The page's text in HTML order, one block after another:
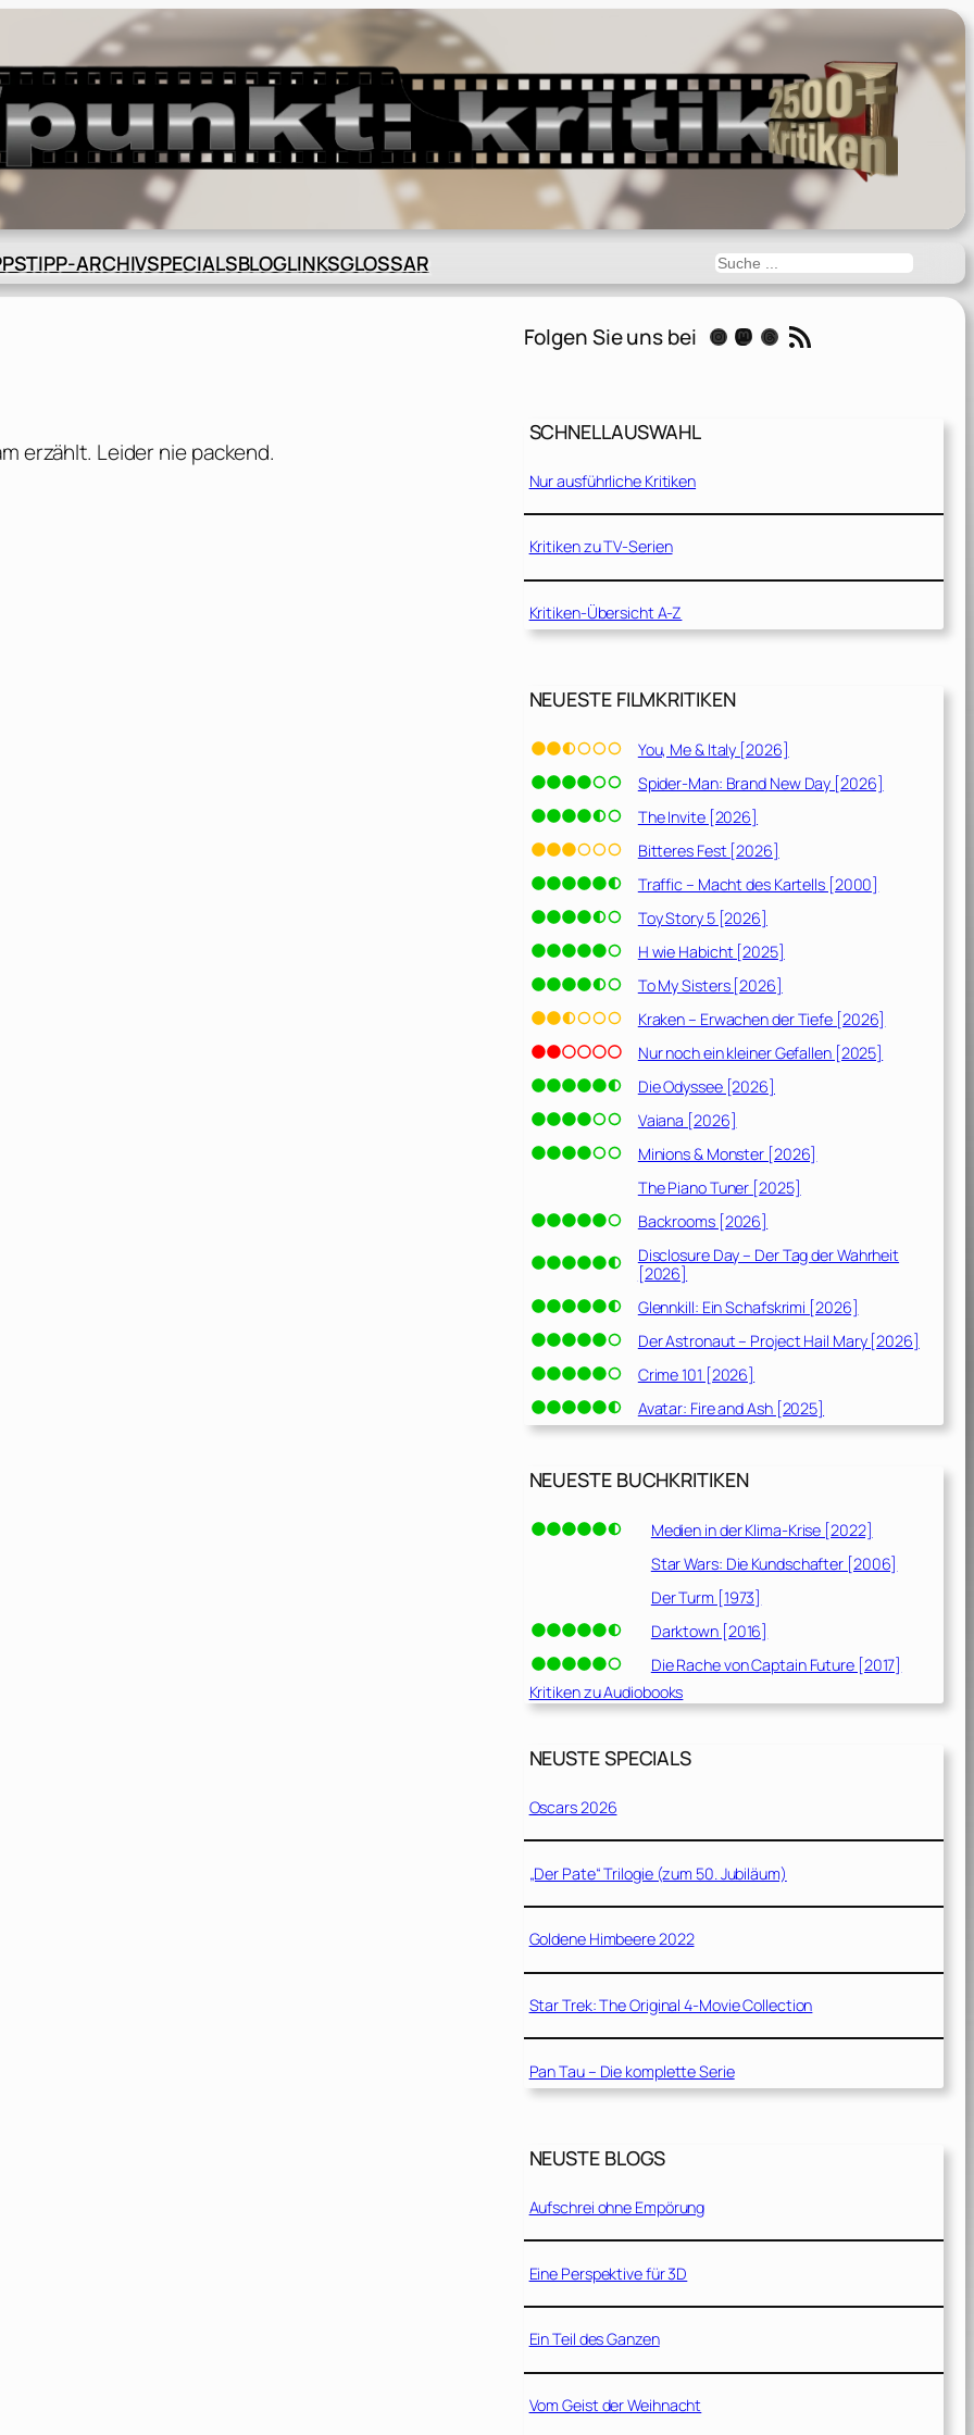
TIPP-ARCHIVSPECIALSBLOGLINKSGLOSSAR Suchen
erzählt. Leider nie packend.
Folgen Sie uns bei Instagram Mastodon Threads RSS-Feed
SCHNELLAUSWAHL
Nur ausführliche Kritiken
Kritiken zu TV-Serien
Kritiken-Übersicht A-Z
NEUESTE FILMKRITIKEN
You, Me & Italy [2026]
Spider-Man: Brand New Day [2026]
The Invite [2026]
Bitteres Fest [2026]
Traffic – Macht des Kartells [2000]
Toy Story 5 [2026]
H wie Habicht [2025]
To My Sisters [2026]
Kraken – Erwachen der Tiefe [2026]
Nur noch ein kleiner Gefallen [2025]
Die Odyssee [2026]
Vaiana [2026]
Minions & Monster [2026]
The Piano Tuner [2025]
Backrooms [2026]
Disclosure Day – Der Tag der Wahrheit
[2026]
Glennkill: Ein Schafskrimi [2026]
Der Astronaut – Project Hail Mary [2026]
Crime 101 [2026]
Avatar: Fire and Ash [2025]
NEUESTE BUCHKRITIKEN
Medien in der Klima-Krise [2022]
Star Wars: Die Kundschafter [2006]
Der Turm [1973]
Darktown [2016]
Die Rache von Captain Future [2017]
Kritiken zu Audiobooks
NEUSTE SPECIALS
Oscars 2026
„Der Pate“ Trilogie (zum 50. Jubiläum)
Goldene Himbeere 2022
Star Trek: The Original 4-Movie Collection
Pan Tau – Die komplette Serie
NEUSTE BLOGS
Aufschrei ohne Empörung
Eine Perspektive für 3D
Ein Teil des Ganzen
Vom Geist der Weihnacht